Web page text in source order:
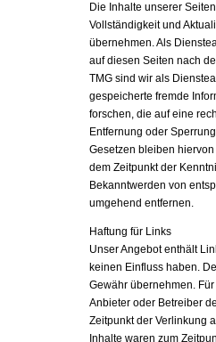
Die Inhalte unserer
Vollständigkeit und
übernehmen. Als
auf diesen Seiten nach
TMG sind wir als
gespeicherte fremde
forschen, die auf eine
Entfernung oder
Gesetzen bleiben
dem Zeitpunkt der
Bekanntwerden von
umgehend entfernen.
Haftung für Links
Unser Angebot enthält
keinen Einfluss haben.
Gewähr übernehmen.
Anbieter oder Betreiber
Zeitpunkt der Verlinkung
Inhalte waren zum